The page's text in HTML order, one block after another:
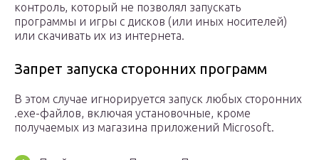
контроль, который не позволял запускать
программы и игры с дисков (или иных носителей)
или скачивать их из интернета.
Запрет запуска сторонних программ
В этом случае игнорируется запуск любых сторонних
.exe-файлов, включая установочные, кроме
получаемых из магазина приложений Microsoft.